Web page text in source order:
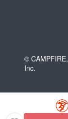
© CAMPFIRE,
Inc.